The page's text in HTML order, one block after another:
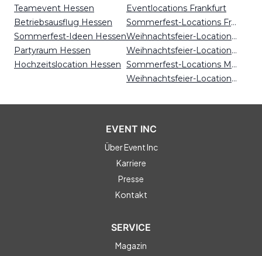
Teamevent Hessen
Betriebsausflug Hessen
Sommerfest-Ideen Hessen
Partyraum Hessen
Hochzeitslocation Hessen
Eventlocations Frankfurt
Sommerfest-Locations Frankfurt
Weihnachtsfeier-Locations Köln
Weihnachtsfeier-Locations Münster
Sommerfest-Locations Magdeburg
Weihnachtsfeier-Locations Hannover
EVENT INC
Über Event Inc
Karriere
Presse
Kontakt
SERVICE
Magazin